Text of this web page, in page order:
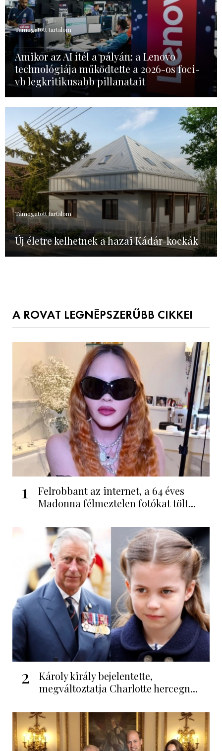
Támogatott tartalom
Amikor az AI ítél a pályán: a Lenovo
technológiája működtette a 2026-os foci-
vb legkritikusabb pillanatait
Támogatott tartalom
Új életre kelhetnek a hazai Kádár-kockák
A ROVAT LEGNÉPSZERŰBB CIKKEI
1
Felrobbant az internet, a 64 éves
Madonna félmeztelen fotókat tölt...
2
Károly király bejelentette,
megváltoztatja Charlotte hercegn...